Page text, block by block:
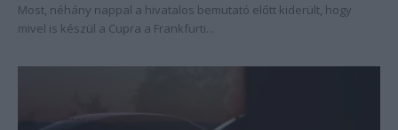
Most, néhány nappal a hivatalos bemutató előtt kiderült, hogy
mivel is készül a Cupra a Frankfurti...